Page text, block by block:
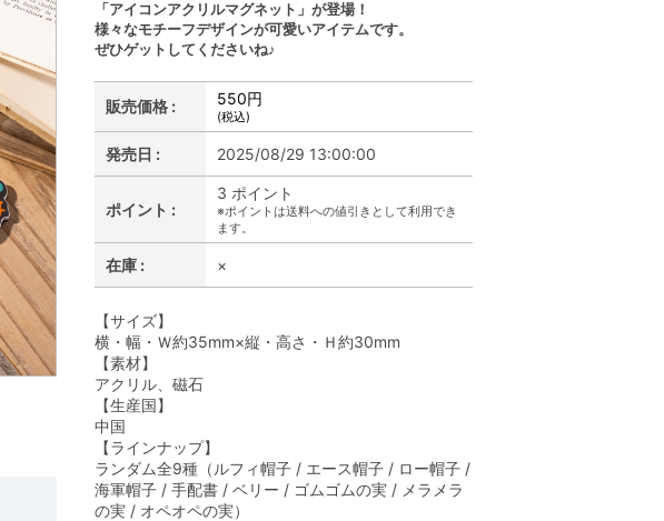
「アイコンアクリルマグネット」が登場！
様々なモチーフデザインが可愛いアイテムです。
ぜひゲットしてくださいね♪
販売価格 : 550円
(税込)
発売日 : 2025/08/29 13:00:00
ポイント :
3 ポイント
※ポイントは送料への値引きとして利用でき
ます。
在庫 : ×
【サイズ】
横・幅・Ｗ約35mm×縦・高さ・Ｈ約30mm
【素材】
アクリル、磁石
【生産国】
中国
【ラインナップ】
ランダム全9種（ルフィ帽子 / エース帽子 / ロー帽子 /
海軍帽子 / 手配書 / ベリー / ゴムゴムの実 / メラメラ
の実 / オペオペの実）